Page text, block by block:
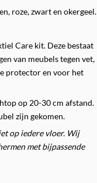
roze, zwart en okergeel.
Care kit. Deze bestaat
van meubels tegen vet,
protector en voor het
op 20-30 cm afstand.
zijn gekomen.
op iedere vloer. Wij
met bijpassende